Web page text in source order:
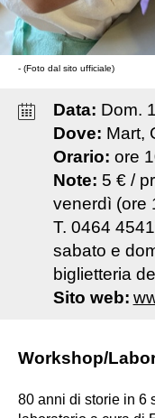
- (Foto dal sito ufficiale)
Data: Dom.
Dove: Mart,
Orario: ore
Note: 5 € /
venerdì (ore
T. 0464
sabato e
biglietteria
Sito web:
Workshop/
80 anni di storie in 6